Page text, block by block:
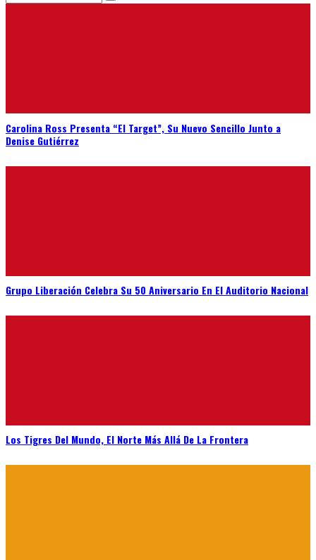
Carolina Ross Presenta “El Target”, Su Nuevo Sencillo Junto a
Denise Gutiérrez
Grupo Liberación Celebra Su 50 Aniversario En El Auditorio Nacional
Los Tigres Del Mundo, El Norte Más Allá De La Frontera